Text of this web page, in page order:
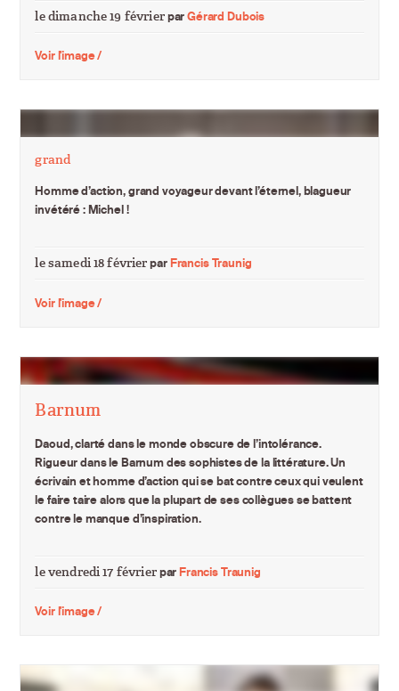
le dimanche 19 févrierparGérard Dubois
Voir l'image /
grand
Homme d’action, grand voyageur devant l’éternel, blagueur
invétéré : Michel !
le samedi 18 févrierparFrancis Traunig
Voir l'image /
Barnum
Daoud, clarté dans le monde obscure de l’intolérance.
Rigueur dans le Barnum des sophistes de la littérature. Un
écrivain et homme d’action qui se bat contre ceux qui veulent
le faire taire alors que la plupart de ses collègues se battent
contre le manque d’inspiration.
le vendredi 17 févrierparFrancis Traunig
Voir l'image /